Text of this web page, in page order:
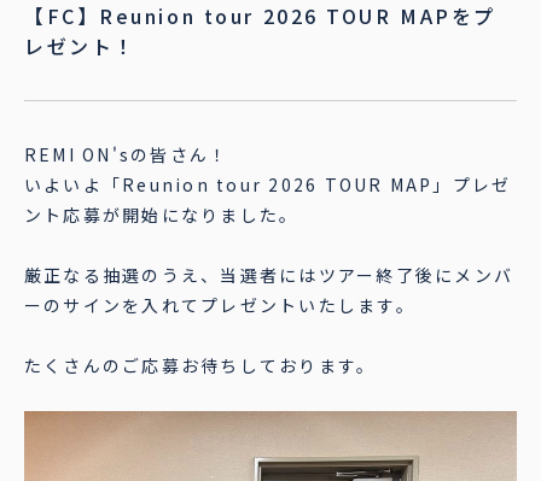
【FC】Reunion tour 2026 TOUR MAPをプ
レゼント！
REMI ON'sの皆さん！
いよいよ「Reunion tour 2026 TOUR MAP」プレゼ
ント応募が開始になりました。
厳正なる抽選のうえ、当選者にはツアー終了後にメンバ
ーのサインを入れてプレゼントいたします。
たくさんのご応募お待ちしております。